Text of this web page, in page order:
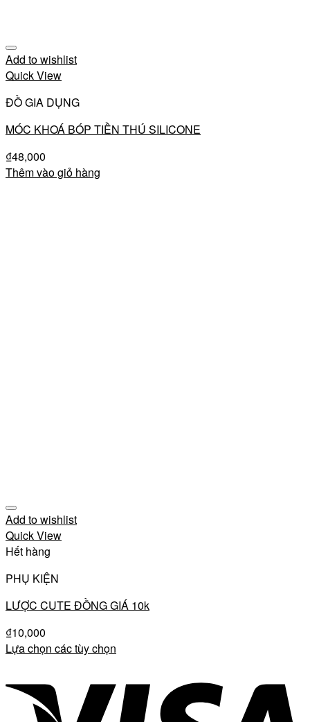
Add to wishlist
Quick View
ĐỒ GIA DỤNG
MÓC KHOÁ BÓP TIỀN THÚ SILICONE
₫48,000
Thêm vào giỏ hàng
Add to wishlist
Quick View
Hết hàng
PHỤ KIỆN
LƯỢC CUTE ĐỒNG GIÁ 10k
₫10,000
Lựa chọn các tùy chọn